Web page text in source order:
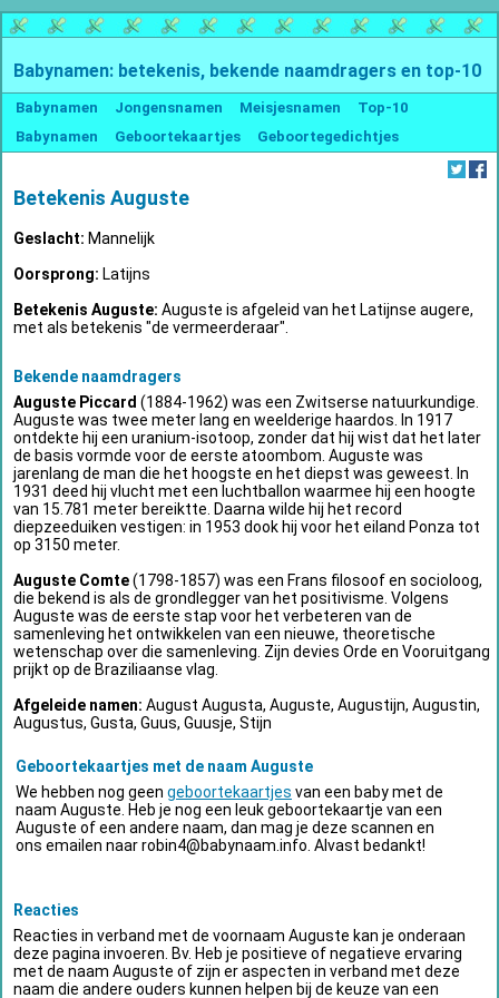
Babynamen: betekenis, bekende naamdragers en top-10
Babynamen Jongensnamen Meisjesnamen
Top-10
Babynamen
Geboortekaartjes Geboortegedichtjes
Betekenis Auguste
Geslacht: Mannelijk
Oorsprong: Latijns
Betekenis Auguste: Auguste is afgeleid van het Latijnse augere,
met als betekenis "de vermeerderaar".
Bekende naamdragers
Auguste Piccard (1884-1962) was een Zwitserse natuurkundige.
Auguste was twee meter lang en weelderige haardos. In 1917
ontdekte hij een uranium-isotoop, zonder dat hij wist dat het later
de basis vormde voor de eerste atoombom. Auguste was
jarenlang de man die het hoogste en het diepst was geweest. In
1931 deed hij vlucht met een luchtballon waarmee hij een hoogte
van 15.781 meter bereiktte. Daarna wilde hij het record
diepzeeduiken vestigen: in 1953 dook hij voor het eiland Ponza tot
op 3150 meter.
Auguste Comte(1798-1857) was een Frans filosoof en socioloog,
die bekend is als de grondlegger van het positivisme. Volgens
Auguste was de eerste stap voor het verbeteren van de
samenleving het ontwikkelen van een nieuwe, theoretische
wetenschap over die samenleving. Zijn devies Orde en Vooruitgang
prijkt op de Braziliaanse vlag.
Afgeleide namen: August Augusta, Auguste, Augustijn, Augustin,
Augustus, Gusta, Guus, Guusje, Stijn
Geboortekaartjes met de naam Auguste
We hebben nog geen geboortekaartjes van een baby met de
naam Auguste. Heb je nog een leuk geboortekaartje van een
Auguste of een andere naam, dan mag je deze scannen en
ons emailen naarrobin4@babynaam.info . Alvast bedankt!
Reacties
Reacties in verband met de voornaam Auguste kan je onderaan
deze pagina invoeren. Bv. Heb je positieve of negatieve ervaring
met de naam Auguste of zijn er aspecten in verband met deze
naam die andere ouders kunnen helpen bij de keuze van een